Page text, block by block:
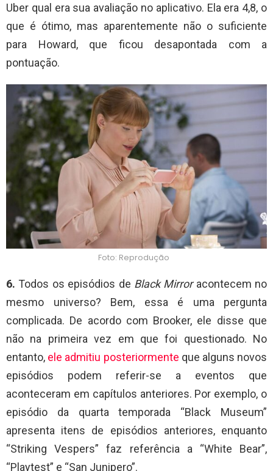
Uber qual era sua avaliação no aplicativo. Ela era 4,8, o
que é ótimo, mas aparentemente não o suficiente
para Howard, que ficou desapontada com a
pontuação.
Foto: Reprodução
6. Todos os episódios de Black Mirroracontecem no
mesmo universo? Bem, essa é uma pergunta
complicada. De acordo com Brooker, ele disse que
não na primeira vez em que foi questionado. No
entanto, ele admitiu posteriormente que alguns novos
episódios podem referir-se a eventos que
aconteceram em capítulos anteriores. Por exemplo, o
episódio da quarta temporada “Black Museum”
apresenta itens de episódios anteriores, enquanto
“Striking Vespers” faz referência a “White Bear”,
“Playtest” e “San Junipero”.